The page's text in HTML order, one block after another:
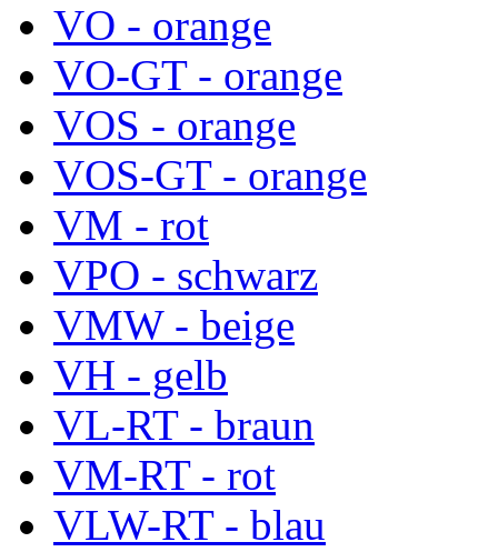
VO - orange
VO-GT - orange
VOS - orange
VOS-GT - orange
VM - rot
VPO - schwarz
VMW - beige
VH - gelb
VL-RT - braun
VM-RT - rot
VLW-RT - blau